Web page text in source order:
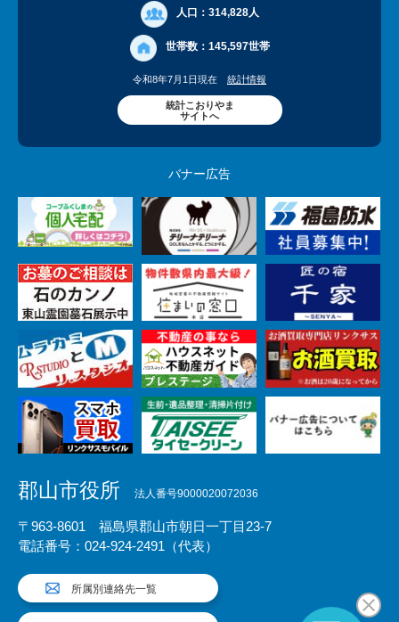
人口： 314,828人
世帯数： 145,597世帯
令和8年7月1日現在 統計情報
統計こおりやま
サイトへ
バナー広告
郡山市役所 法人番号9000020072036
〒963-8601 福島県郡山市朝日一丁目23-7
電話番号：024-924-2491（代表）
所属別連絡先一覧